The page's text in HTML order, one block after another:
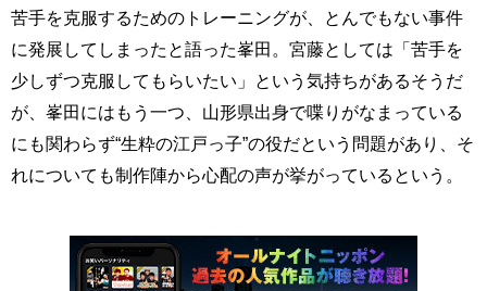
苦手を克服するためのトレーニングが、とんでもない事件
に発展してしまったと語った峯田。宮藤としては「苦手を
少しずつ克服してもらいたい」という気持ちがあるそうだ
が、峯田にはもう一つ、山形県出身で喋りがなまっている
にも関わらず“生粋の江戸っ子”の役だという問題があり、そ
れについても制作陣から心配の声が挙がっているという。